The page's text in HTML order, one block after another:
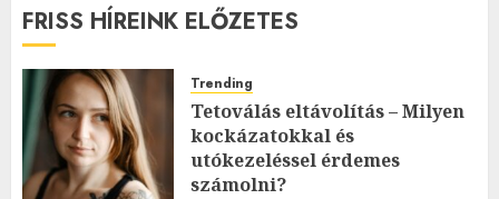
FRISS HÍREINK ELŐZETES
Trending
Tetoválás eltávolítás – Milyen
kockázatokkal és
utókezeléssel érdemes
számolni?